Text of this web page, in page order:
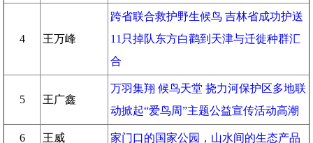
4 王万峰
跨省联合救护野生候鸟 吉林省成功护送
11只掉队东方白鹳到天津与迁徙种群汇
合
5 王广鑫
万羽集翔 候鸟天堂 挠力河保护区多地联
动掀起“爱鸟周”主题公益宣传活动高潮
6 王威 家门口的国家公园，山水间的生态产品